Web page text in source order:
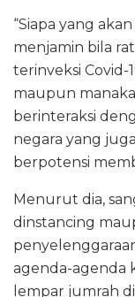
“Siapa yang
menjamin bila
terinveksi Covid-
maupun
berinteraksi
negara yang
berpotensi
Menurut dia,
dinstancing
agenda-agenda
lempar jumrah